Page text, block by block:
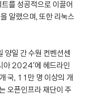
를 성공적으로 이끌어
알렸으며, 또한 리눅스
양일 간 수원 컨벤션센
아2024’에 헤드라인
국, 11 만 명 이상의 개
오픈인프라 재단이 주